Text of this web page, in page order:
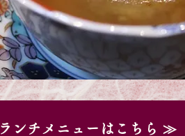
ランチメニューはこちら ≫